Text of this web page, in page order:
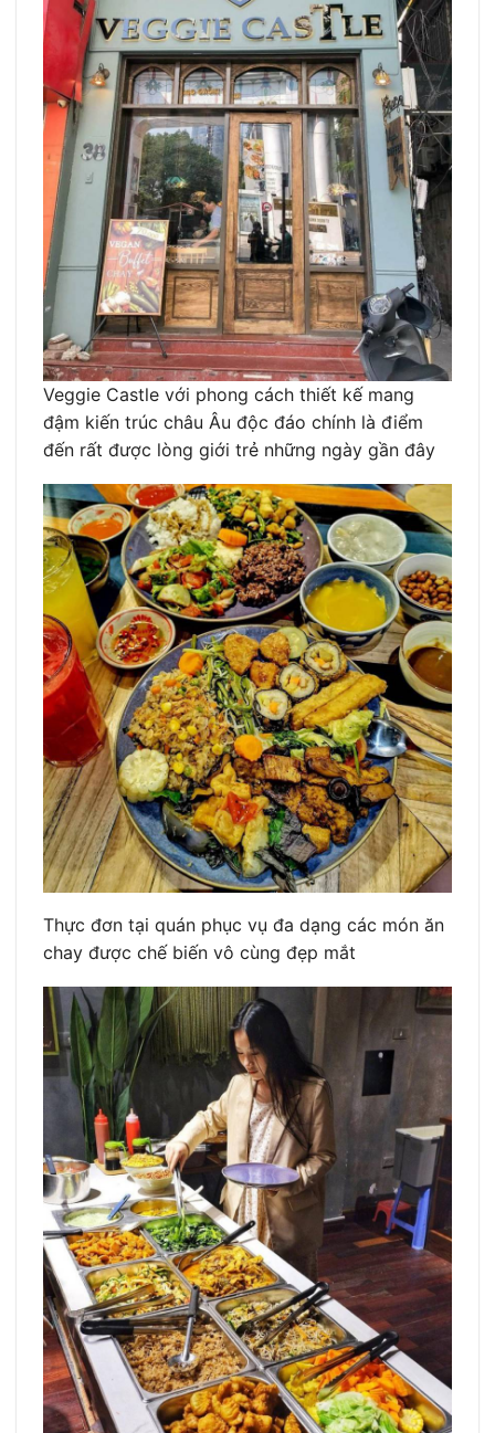
Veggie Castle với phong cách thiết kế mang
đậm kiến trúc châu Âu độc đáo chính là điểm
đến rất được lòng giới trẻ những ngày gần đây
Thực đơn tại quán phục vụ đa dạng các món ăn
chay được chế biến vô cùng đẹp mắt